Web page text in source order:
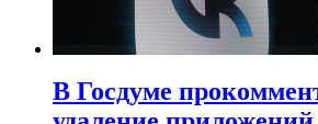
В Госдуме